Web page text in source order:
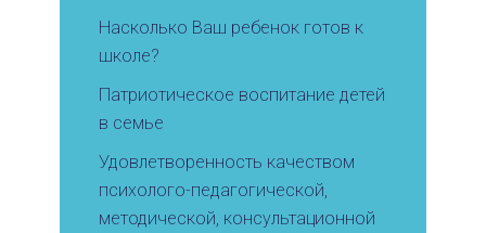
Насколько Ваш ребенок готов к
школе?
Патриотическое воспитание детей
в семье
Удовлетворенность качеством
психолого-педагогической,
методической, консультационной